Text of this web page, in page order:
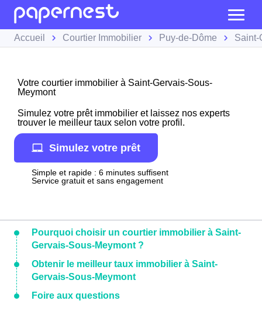
Accueil Courtier Immobilier Puy-de-Dôme Saint-
Votre courtier immobilier à Saint-Gervais-Sous-
Meymont
Simulez votre prêt immobilier et laissez nos experts
trouver le meilleur taux selon votre profil.
Simulez votre prêt
Simple et rapide : 6 minutes suffisent
Service gratuit et sans engagement
Pourquoi choisir un courtier immobilier à Saint-
Gervais-Sous-Meymont ?
Obtenir le meilleur taux immobilier à Saint-
Gervais-Sous-Meymont
Foire aux questions